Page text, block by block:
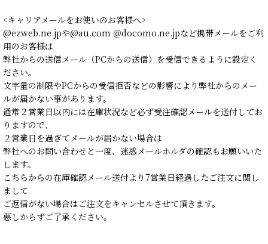
<キャリアメールをお使いのお客様へ>
@ezweb.ne.jpや@au.com ＠docomo.ne.jpなど携帯メールをご利
用のお客様は
弊社からの送信メール（PCからの送信）を受信できるように設定く
ださい。
文字量の制限やPCからの受信拒否などの影響により弊社からのメー
ルが届かない事があります。
通常２営業日以内には在庫状況など必ず受注確認メールを送付してお
りますので、
２営業日を過ぎてメールが届かない場合は
弊社へのお問い合わせと一度、迷惑メールホルダの確認もお願いいた
します。
こちらからの在庫確認メール送付より7営業日経過したご注文に関し
まして
ご返信がない場合はご注文をキャンセルさせて頂きます。
悪しからずご了承ください。